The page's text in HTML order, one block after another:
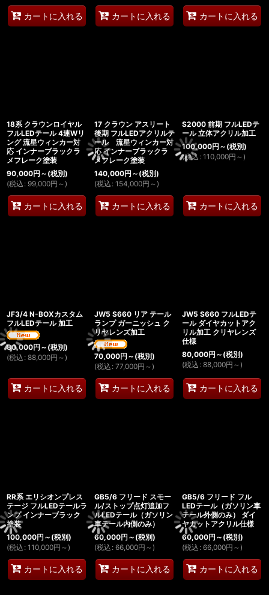
カートに入れる カートに入れる カートに入れる
18系 クラウンロイヤル
フルLEDテール 4連Wリ
ング 流星ウィンカー対
応 インナーブラックラ
メフレーク塗装
90,000円 ～ (税別)
(税込 : 99,000円 ～)
カートに入れる
17 クラウン アスリート
後期 フルLEDアクリルテ
ール 流星ウィンカー対
応 インナーブラックラ
メフレーク塗装
140,000円 ～ (税別)
(税込 : 154,000円 ～)
カートに入れる
S2000 前期 フルLEDテ
ール 立体アクリル加工
100,000円 ～ (税別)
(税込 : 110,000円 ～)
カートに入れる
JF3/4 N-BOXカスタム
フルLEDテール 加工
80,000円 ～ (税別)
(税込 : 88,000円 ～)
カートに入れる
JW5 S660 リア テール
ランプ ガーニッシュ ク
リヤレンズ加工
70,000円 ～ (税別)
(税込 : 77,000円 ～)
カートに入れる
JW5 S660 フルLEDテ
ール ダイヤカットアク
リル加工 クリヤレンズ
仕様
80,000円 ～ (税別)
(税込 : 88,000円 ～)
カートに入れる
RR系 エリシオンプレス
テージ フルLEDテールラ
ンプ インナーブラック
塗装
100,000円 ～ (税別)
(税込 : 110,000円 ～)
カートに入れる
GB5/6 フリード スモー
ル/ストップ点灯追加フ
ルLEDテール（ガソリン
車テール内側のみ）
60,000円 ～ (税別)
(税込 : 66,000円 ～)
カートに入れる
GB5/6 フリード フル
LEDテール（ガソリン車
テール外側のみ） ダイ
ヤカットアクリル仕様
60,000円 ～ (税別)
(税込 : 66,000円 ～)
カートに入れる